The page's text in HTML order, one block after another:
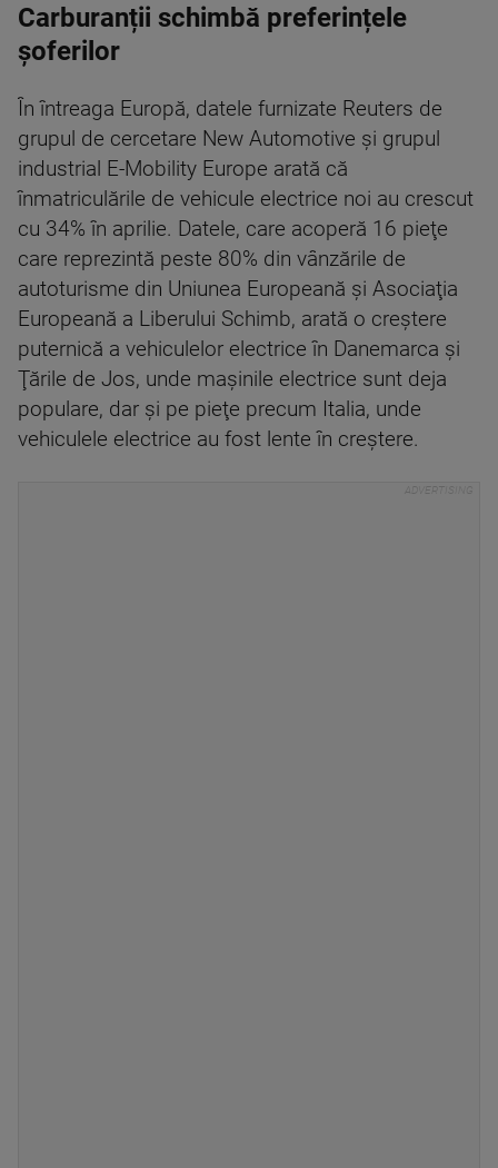
Carburanții schimbă preferințele
șoferilor
În întreaga Europă, datele furnizate Reuters de
grupul de cercetare New Automotive şi grupul
industrial E-Mobility Europe arată că
înmatriculările de vehicule electrice noi au crescut
cu 34% în aprilie. Datele, care acoperă 16 pieţe
care reprezintă peste 80% din vânzările de
autoturisme din Uniunea Europeană şi Asociaţia
Europeană a Liberului Schimb, arată o creştere
puternică a vehiculelor electrice în Danemarca şi
Ţările de Jos, unde maşinile electrice sunt deja
populare, dar şi pe pieţe precum Italia, unde
vehiculele electrice au fost lente în creştere.